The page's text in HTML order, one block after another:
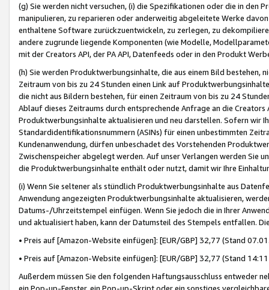
(g) Sie werden nicht versuchen, (i) die Spezifikationen oder die in
manipulieren, zu reparieren oder anderweitig abgeleitete Werke
enthaltene Software zurückzuentwickeln, zu zerlegen, zu
andere zugrunde liegende Komponenten (wie Modelle,
mit der Creators API, der PA API, Datenfeeds oder in den Produkt
(h) Sie werden Produktwerbungsinhalte, die aus einem Bild bestehen,
Zeitraum von bis zu 24 Stunden einen Link auf
die nicht aus Bildern bestehen, für einen Zeitraum von bis zu 24
Ablauf dieses Zeitraums durch entsprechende Anfrage an die
Produktwerbungsinhalte aktualisieren und neu darstellen. Sofern wir
Standardidentifikationsnummern (ASINs) für einen unbestimmten
Kundenanwendung, dürfen unbeschadet des Vorstehenden
Zwischenspeicher abgelegt werden. Auf unser Verlangen werden Sie
die Produktwerbungsinhalte enthält oder nutzt, damit wir Ihre
(i) Wenn Sie seltener als stündlich Produktwerbungsinhalte aus
Anwendung angezeigten Produktwerbungsinhalte aktualisieren,
Datums-/Uhrzeitstempel einfügen. Wenn Sie jedoch die in Ihrer
und aktualisiert haben, kann der Datumsteil des Stempels entfallen.
• Preis auf [Amazon-Website einfügen]: [EUR/GBP] 32,77 (Stand
• Preis auf [Amazon-Website einfügen]: [EUR/GBP] 32,77 (Stand
Außerdem müssen Sie den folgenden Haftungsausschluss entweder
ein Pop-up-Fenster, ein Pop-up-Skript oder ein sonstiges